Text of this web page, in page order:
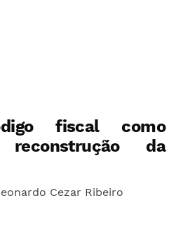
fiscal como
da
Cezar Ribeiro